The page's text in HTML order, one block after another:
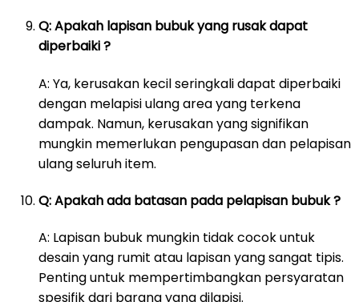
Q: Apakah lapisan bubuk yang rusak dapat
diperbaiki ?
A: Ya, kerusakan kecil seringkali dapat diperbaiki
dengan melapisi ulang area yang terkena
dampak. Namun, kerusakan yang signifikan
mungkin memerlukan pengupasan dan pelapisan
ulang seluruh item.
Q: Apakah ada batasan pada pelapisan bubuk ?
A: Lapisan bubuk mungkin tidak cocok untuk
desain yang rumit atau lapisan yang sangat tipis.
Penting untuk mempertimbangkan persyaratan
spesifik dari barang yang dilapisi.